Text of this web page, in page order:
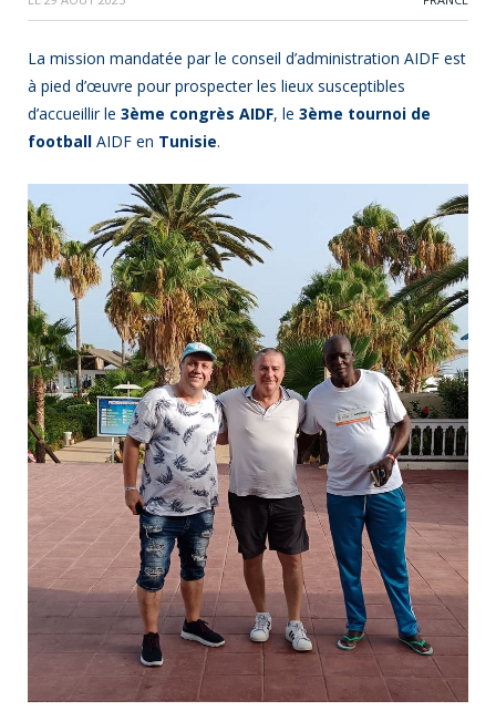
La mission mandatée par le conseil d’administration AIDF est
à pied d’œuvre pour prospecter les lieux susceptibles
d’accueillir le 3ème congrès AIDF, le 3ème tournoi de
football AIDF en Tunisie.